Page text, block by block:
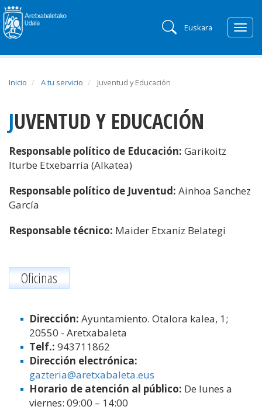
Euskara
Inicio A tu servicio Juventud y Educación
JUVENTUD Y EDUCACIÓN
Responsable político de Educación: Garikoitz
Iturbe Etxebarria (Alkatea)
Responsable político de Juventud: Ainhoa Sanchez
García
Responsable técnico: Maider Etxaniz Belategi
Oficinas
Dirección: Ayuntamiento. Otalora kalea, 1;
20550 - Aretxabaleta
Telf.: 943711862
Dirección electrónica:
gazteria@aretxabaleta.eus
Horario de atención al público: De lunes a
viernes: 09:00 – 14:00